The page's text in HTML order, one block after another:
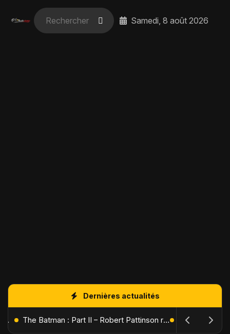
Samedi, 8 août 2026
Dernières actualités
L'Âge de Glace : Le Réveil du Volcan – Manny, Sid et Diego de retour pour une aventure explosive The Batman : Part II – Robert Pattinson replonge dans les ténèbres de Gotham dès octobre 2027